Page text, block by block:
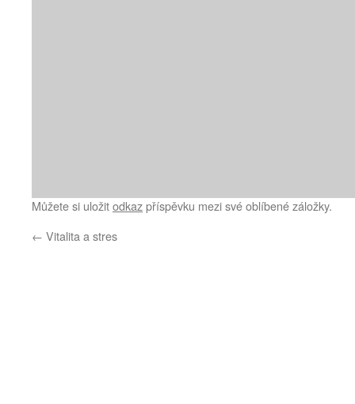
Můžete si uložitodkazpříspěvku mezi své oblíbené záložky.
← Vitalita a stres